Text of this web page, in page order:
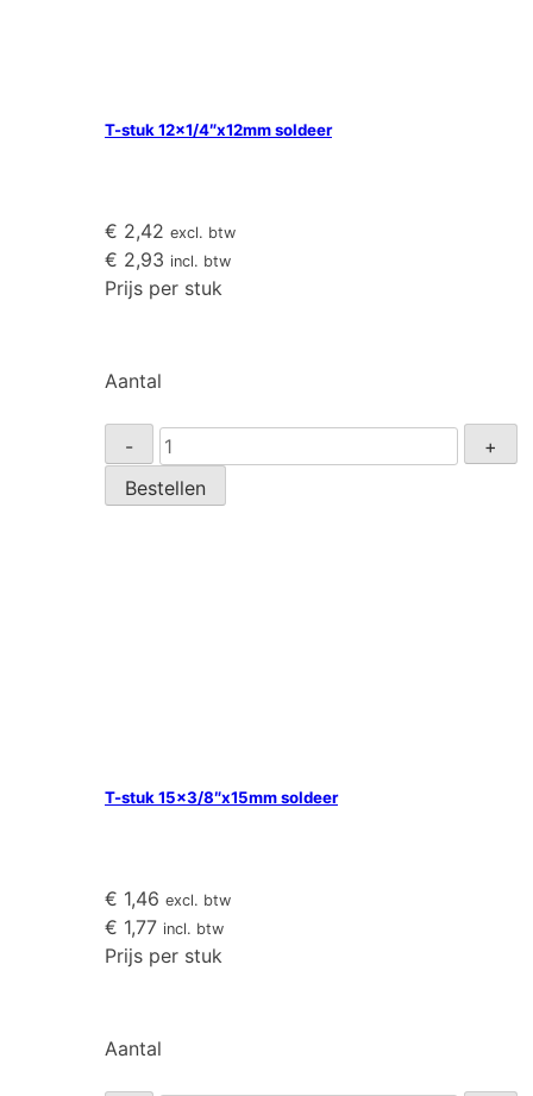
T-stuk 12×1/4″x12mm soldeer
€ 2,42 excl. btw
€ 2,93 incl. btw
Prijs per stuk
Aantal
-
T-
stuk
12x1/4"x12mm
+
Bestellen
T-stuk 15×3/8″x15mm soldeer
€ 1,46 excl. btw
€ 1,77 incl. btw
Prijs per stuk
Aantal